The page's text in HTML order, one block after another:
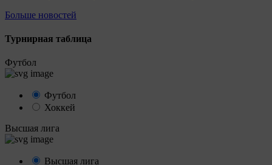
Больше новостей
Турнирная таблица
Футбол
Футбол
Хоккей
Высшая лига
Высшая лига